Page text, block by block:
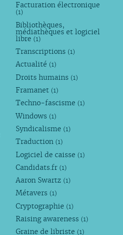
Facturation électronique
(1)
Bibliothèques,
médiathèques et logiciel
libre (1)
Transcriptions (1)
Actualité (1)
Droits humains (1)
Framanet (1)
Techno-fascisme (1)
Windows (1)
Syndicalisme (1)
Traduction (1)
Logiciel de caisse (1)
Candidats.fr (1)
Aaron Swartz (1)
Métavers (1)
Cryptographie (1)
Raising awareness (1)
Graine de libriste (1)